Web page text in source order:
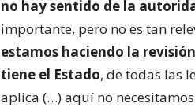
no hay sentido de la
importante, pero no es tan
estamos haciendo la
tiene el Estado, de todas las
aplica (…) aquí no